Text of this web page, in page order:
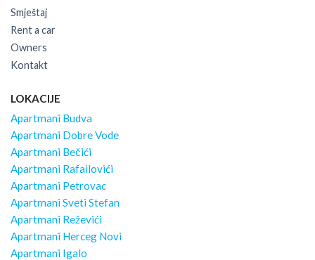
Smještaj
Rent a car
Owners
Kontakt
LOKACIJE
Apartmani Budva
Apartmani Dobre Vode
Apartmani Bečići
Apartmani Rafailovići
Apartmani Petrovac
Apartmani Sveti Stefan
Apartmani Reževići
Apartmani Herceg Novi
Apartmani Igalo